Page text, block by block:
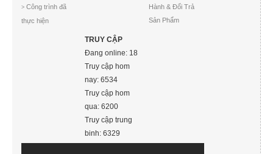
> Công trình đã
thực hiện
Hành & Đổi Trả
Sản Phẩm
TRUY CẬP
Đang online: 18
Truy cập hom
nay: 6534
Truy cập hom
qua: 6200
Truy cập trung
binh: 6329